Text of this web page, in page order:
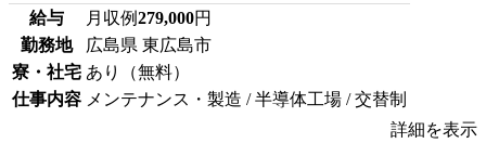
給与 月収例279,000円
勤務地
広島県 東広島市
寮・社宅 あり（無料）
仕事内容 メンテナンス・製造 / 半導体工場 / 交替制
詳細を表示